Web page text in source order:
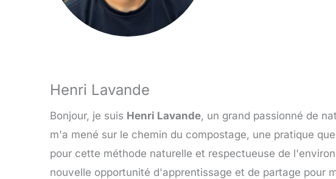
Henri Lavande
Bonjour, je suis Henri Lavande, un grand passionné de
m'a mené sur le chemin du compostage, une pratique
pour cette méthode naturelle et respectueuse de
nouvelle opportunité d'apprentissage et de partage pour